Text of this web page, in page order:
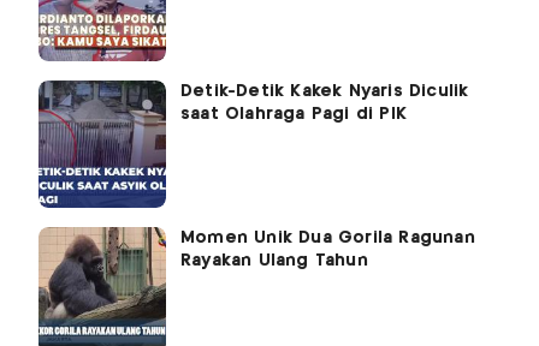
Detik-Detik Kakek Nyaris Diculik
saat Olahraga Pagi di PIK
Momen Unik Dua Gorila Ragunan
Rayakan Ulang Tahun